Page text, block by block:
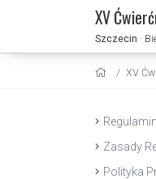
XV
Szczecin ·
XV
Regulamin
Zasady
Polityka